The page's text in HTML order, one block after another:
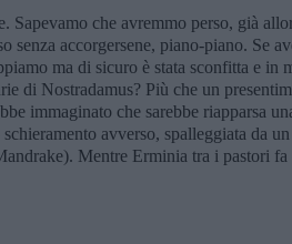
Sapevamo che avremmo perso, già
senza accorgersene, piano-piano. Se
ma di sicuro è stata sconfitta e in
di Nostradamus? Più che un
immaginato che sarebbe riapparsa
avverso, spalleggiata da
Mentre Erminia tra i pastori fa